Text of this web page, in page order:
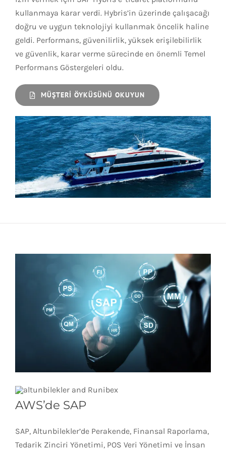
kullanmaya karar verdi. Hybris’in üzerinde çalışacağı
doğru ve uygun teknolojiyi kullanmak öncelik haline
geldi. Performans, güvenilirlik, yüksek erişilebilirlik
ve güvenlik, karar verme sürecinde en önemli Temel
Performans Göstergeleri oldu.
MÜŞTERI ÖYKÜSÜNÜ OKUYUN
AWS’de SAP
SAP, Altunbilekler’de Perakende, Finansal Raporlama,
Tedarik Zinciri Yönetimi, POS Veri Yönetimi ve İnsan